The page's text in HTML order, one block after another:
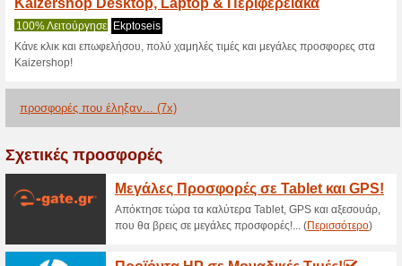
Τρέχουσες
2026)
Kaizer Shop